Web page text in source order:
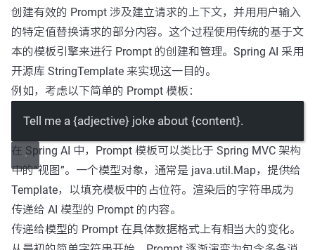
创建有效的 Prompt 涉及建立请求的上下文，并用用户输入
的特定值替换请求的部分内容。这个过程使用传统的基于文
本的模板引擎来进行 Prompt 的创建和管理。Spring AI 采用
开源库 StringTemplate 来实现这一目的。
例如，考虑以下简单的 Prompt 模板：
Tell me a {adjective} joke about {content}.
在 Spring AI 中，Prompt 模板可以类比于 Spring MVC 架构
中的“视图”。一个模型对象，通常是 java.util.Map，提供给
Template，以填充模板中的占位符。渲染后的字符串成为
传递给 AI 模型的 Prompt 的内容。
传递给模型的 Prompt 在具体数据格式上有相当大的变化。